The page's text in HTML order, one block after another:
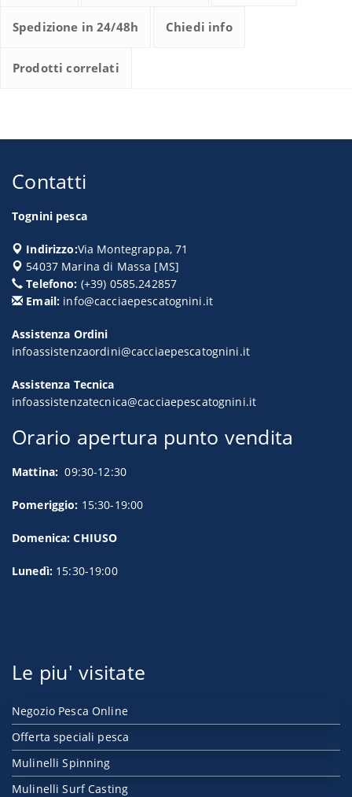
Spedizione in 24/48h Chiedi info
Prodotti correlati
Contatti
Tognini pesca
Indirizzo:Via Montegrappa, 71
54037 Marina di Massa [MS]
Telefono: (+39) 0585.242857
Email: info@cacciaepescatognini.it
Assistenza Ordini
infoassistenzaordini@cacciaepescatognini.it
Assistenza Tecnica
infoassistenzatecnica@cacciaepescatognini.it
Orario apertura punto vendita
Mattina: 09:30-12:30
Pomeriggio: 15:30-19:00
Domenica: CHIUSO
Lunedì: 15:30-19:00
Le piu' visitate
Negozio Pesca Online
Offerta speciali pesca
Mulinelli Spinning
Mulinelli Surf Casting